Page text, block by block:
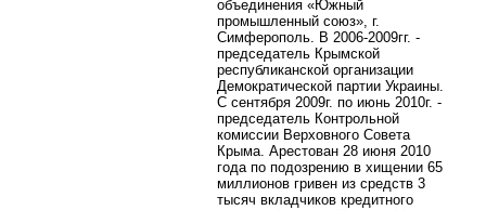
объединения «Южный
промышленный союз», г.
Симферополь. В 2006-2009гг. -
председатель Крымской
республиканской организации
Демократической партии Украины.
С сентября 2009г. по июнь 2010г. -
председатель Контрольной
комиссии Верховного Совета
Крыма. Арестован 28 июня 2010
года по подозрению в хищении 65
миллионов гривен из средств 3
тысяч вкладчиков кредитного